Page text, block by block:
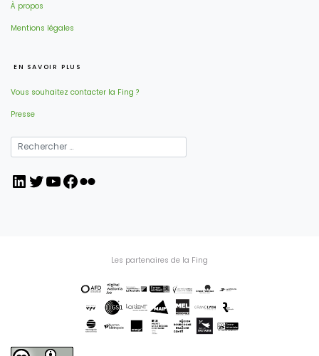
À propos
Mentions légales
EN SAVOIR PLUS
Vous souhaitez contacter la Fing ?
Presse
LinkedIn
Twitter
YouTube
Facebook
Flickr
Les partenaires de la Fing